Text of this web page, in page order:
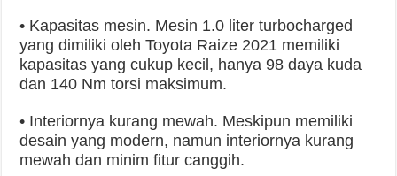
• Kapasitas mesin. Mesin 1.0 liter turbocharged
yang dimiliki oleh Toyota Raize 2021 memiliki
kapasitas yang cukup kecil, hanya 98 daya kuda
dan 140 Nm torsi maksimum.
• Interiornya kurang mewah. Meskipun memiliki
desain yang modern, namun interiornya kurang
mewah dan minim fitur canggih.